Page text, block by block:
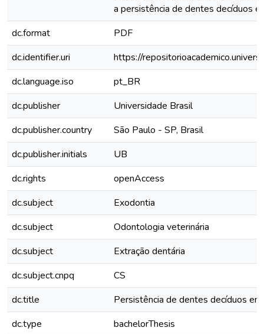
a persistência de dentes decíduos
dc.format
PDF
dc.identifier.uri
https://
dc.language.iso
pt_BR
dc.publisher
Universidade Brasil
dc.publisher.country
São Paulo - SP, Brasil
dc.publisher.initials
UB
dc.rights
openAccess
dc.subject
Exodontia
dc.subject
Odontologia veterinária
dc.subject
Extração dentária
dc.subject.cnpq
CS
dc.title
Persistência de dentes decíduos
dc.type
bachelorThesis